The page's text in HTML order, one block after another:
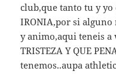
club,que tanto tu y
IRONIA,por si
y animo,aqui teneis
TRISTEZA Y QUE
tenemos..aupa athletic